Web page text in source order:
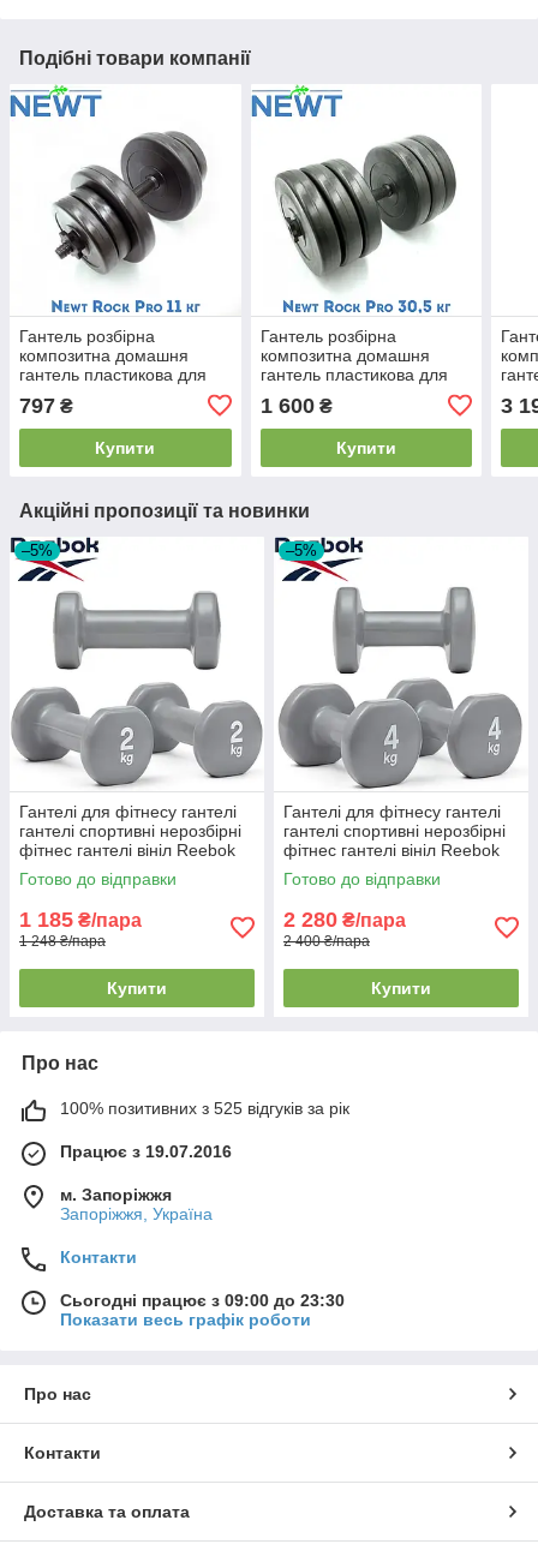
Подібні товари компанії
Гантель розбірна
композитна домашня
гантель пластикова для
тренувань Newt Rock Pro
11 кг
797 ₴
Купити
Гантель розбірна
композитна домашня
гантель пластикова для
тренувань Newt Rock Pro
30,5 кг
1 600₴
Купити
2шт
3
Акційні пропозиції та новинки
–5%
Гантелі для фітнесу гантелі
гантелі спортивні нерозбірні
фітнес гантелі вініл Reebok
Dumbbells 2 шт по 2 кг сірі
Готово до відправки
1 185 ₴/пара
1 248 ₴/пара
Купити
–5%
Гантелі для фітнесу гантелі
гантелі спортивні нерозбірні
фітнес гантелі вініл Reebok
Dumbbells 2 шт по 4 кг сірі
Готово до відправки
2 280 ₴/пара
2 400 ₴/пара
Купити
Про нас
100% позитивних з 525 відгуків за рік
Працює з 19.07.2016
м. Запоріжжя
Запоріжжя, Україна
Контакти
Сьогодні працює з 09:00 до 23:30
Показати весь графік роботи
Про нас
Контакти
Доставка та оплата